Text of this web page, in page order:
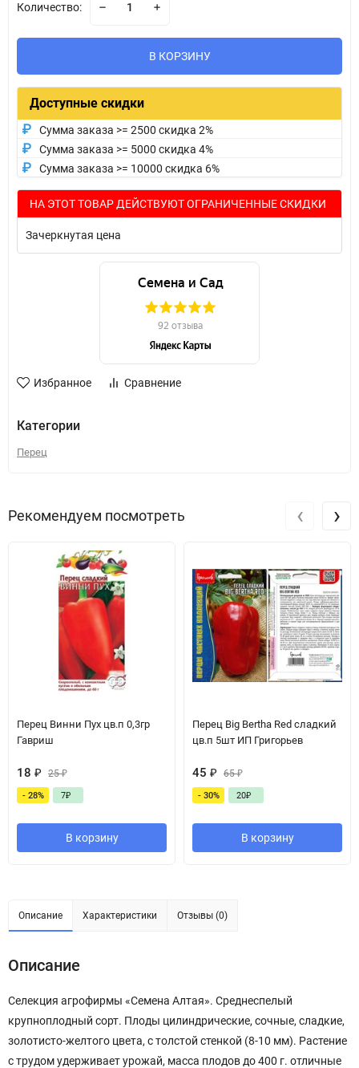
Количество:
В КОРЗИНУ
Доступные скидки
Сумма заказа >= 2500 скидка 2%
Сумма заказа >= 5000 скидка 4%
Сумма заказа >= 10000 скидка 6%
НА ЭТОТ ТОВАР ДЕЙСТВУЮТ ОГРАНИЧЕННЫЕ СКИДКИ
Зачеркнутая цена
Избранное Сравнение
Категории
Перец
Рекомендуем посмотреть
Перец Винни Пух цв.п 0,3гр
Гавриш
18 ₽ 25₽
- 28% 7₽
В корзину
Перец Big Bertha Red сладкий
цв.п 5шт ИП Григорьев
45 ₽ 65₽
- 30% 20₽
В корзину
‹ ›
Описание Характеристики Отзывы (0)
Описание
Селекция агрофирмы «Семена Алтая». Среднеспелый
крупноплодный сорт. Плоды цилиндрические, сочные, сладкие,
золотисто-желтого цвета, с толстой стенкой (8-10 мм). Растение
с трудом удерживает урожай, масса плодов до 400 г. отличные